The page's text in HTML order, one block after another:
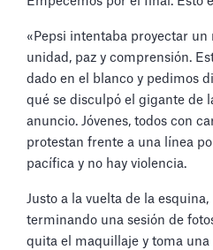
«Pepsi intentaba proyectar un
unidad, paz y comprensión.
dado en el blanco y pedimos
qué se disculpó el gigante de
anuncio. Jóvenes, todos con
protestan frente a una línea
pacífica y no hay violencia.
Justo a la vuelta de la
terminando una sesión de
quita el maquillaje y toma una